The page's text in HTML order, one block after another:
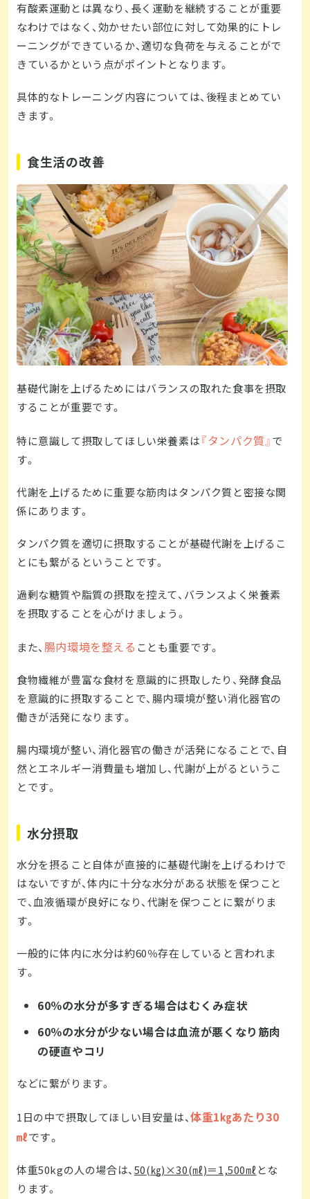
有酸素運動とは異なり、長く運動を継続することが重要
なわけではなく、効かせたい部位に対して効果的にトレ
ーニングができているか、適切な負荷を与えることがで
きているかという点がポイントとなります。
具体的なトレーニング内容については、後程まとめてい
きます。
食生活の改善
基礎代謝を上げるためにはバランスの取れた食事を摂取
することが重要です。
特に意識して摂取してほしい栄養素は『タンパク質』で
す。
代謝を上げるために重要な筋肉はタンパク質と密接な関
係にあります。
タンパク質を適切に摂取することが基礎代謝を上げるこ
とにも繋がるということです。
過剰な糖質や脂質の摂取を控えて、バランスよく栄養素
を摂取することを心がけましょう。
また、 腸内環境を整える ことも重要です。
食物繊維が豊富な食材を意識的に摂取したり、発酵食品
を意識的に摂取することで、腸内環境が整い消化器官の
働きが活発になります。
腸内環境が整い、消化器官の働きが活発になることで、自
然とエネルギー消費量も増加し、代謝が上がるというこ
とです。
水分摂取
水分を摂ること自体が直接的に基礎代謝を上げるわけで
はないですが、体内に十分な水分がある状態を保つこと
で、血液循環が良好になり、代謝を保つことに繋がりま
す。
一般的に体内に水分は約60％存在していると言われま
す。
60％の水分が多すぎる場合はむくみ症状
60％の水分が少ない場合は血流が悪くなり筋肉
の硬直やコリ
などに繋がります。
1日の中で摂取してほしい目安量は、体重1㎏あたり30
㎖です。
体重50kgの人の場合は、50(㎏)×30(㎖)＝1,500㎖ とな
ります。